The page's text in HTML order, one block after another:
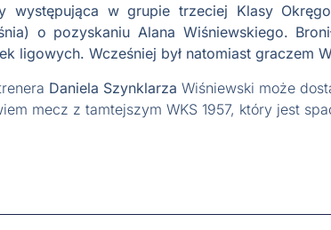
w grupie trzeciej Klasy
o pozyskaniu Alana Wiśniewskiego.
ligowych. Wcześniej był natomiast graczem
Daniela Szynklarza Wiśniewski może
mecz z tamtejszym WKS 1957, który jest